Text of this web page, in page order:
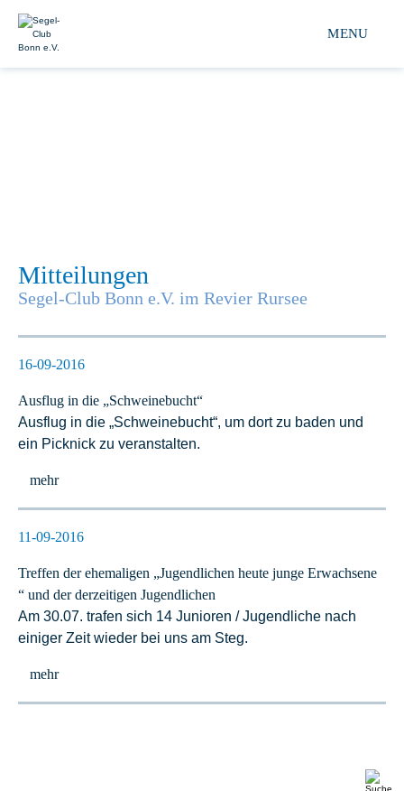
Segel-club Bonn
MENU
Mitteilungen
Segel-Club Bonn e.V. im Revier Rursee
16-09-2016
Ausflug in die „Schweinebucht“
Ausflug in die „Schweinebucht“, um dort zu baden und
ein Picknick zu veranstalten.
mehr
11-09-2016
Treffen der ehemaligen „Jugendlichen heute junge Erwachsene
“ und der derzeitigen Jugendlichen
Am 30.07. trafen sich 14 Junioren / Jugendliche nach
einiger Zeit wieder bei uns am Steg.
mehr